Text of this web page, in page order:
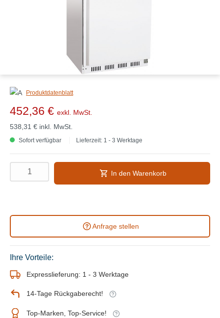
Produktdatenblatt
452,36 € exkl. MwSt.
538,31 € inkl. MwSt.
Sofort verfügbar Lieferzeit: 1 - 3 Werktage
In den Warenkorb
Anfrage stellen
Ihre Vorteile:
Expresslieferung: 1 - 3 Werktage
14-Tage Rückgaberecht!
Top-Marken, Top-Service!